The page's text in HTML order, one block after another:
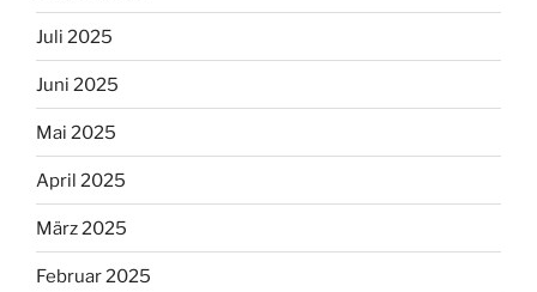
Juli 2025
Juni 2025
Mai 2025
April 2025
März 2025
Februar 2025